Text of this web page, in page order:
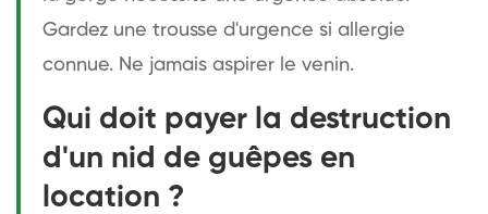
Gardez une trousse d'urgence si allergie
connue. Ne jamais aspirer le venin.
Qui doit payer la destruction
d'un nid de guêpes en
location ?